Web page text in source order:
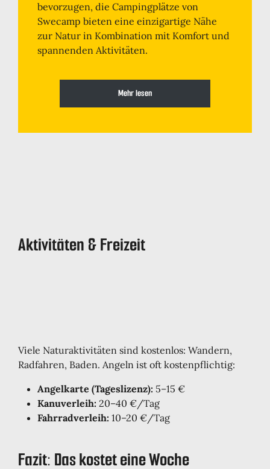
bevorzugen, die Campingplätze von
Swecamp bieten eine einzigartige Nähe
zur Natur in Kombination mit Komfort und
spannenden Aktivitäten.
Mehr lesen
Aktivitäten & Freizeit
Viele Naturaktivitäten sind kostenlos: Wandern,
Radfahren, Baden. Angeln ist oft kostenpflichtig:
Angelkarte (Tageslizenz): 5–15 €
Kanuverleih: 20–40 €/Tag
Fahrradverleih: 10–20 €/Tag
Fazit: Das kostet eine Woche